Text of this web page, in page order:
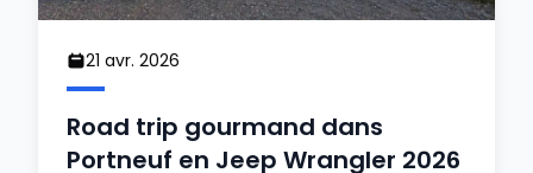
21 avr. 2026
Road trip gourmand dans
Portneuf en Jeep Wrangler 2026